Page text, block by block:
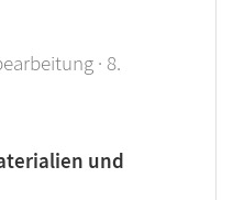
· 8.
und